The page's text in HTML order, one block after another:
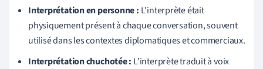
Interprétation en personne : L'interprète était
physiquement présent à chaque conversation, souvent
utilisé dans les contextes diplomatiques et commerciaux.
Interprétation chuchotée : L'interprète traduit à voix